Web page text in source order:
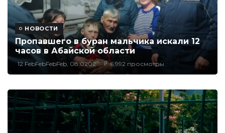
НОВОСТИ
Пропавшего в буран мальчика искали 12
часов в Абайской области
12 FebFebFebFeb, 08:0202 6,992 просмотры